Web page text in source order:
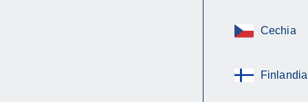
Cechia
Finlandia